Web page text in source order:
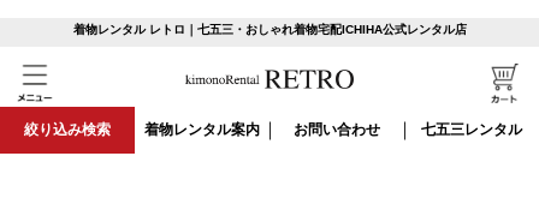
ンタルは、パリコレ出展経験を持つ日本人デザイナーによる、洗練されたモ
ダンなデザインを揃えています。全国宅配でご自宅にお届けし、試着もでき
るから安心してご利用いただけます。手続きも簡単、全国どこでもご利用可
能です。おしゃれで特別な振袖で、あなたの成人式を唯一無二のスタイルに
彩ります。」
着物レンタル レトロ｜七五三・おしゃれ着物宅配ICHIHA公式レンタル店
絞り込み検索 着物レンタル案内 お問い合わせ 七五三レンタル